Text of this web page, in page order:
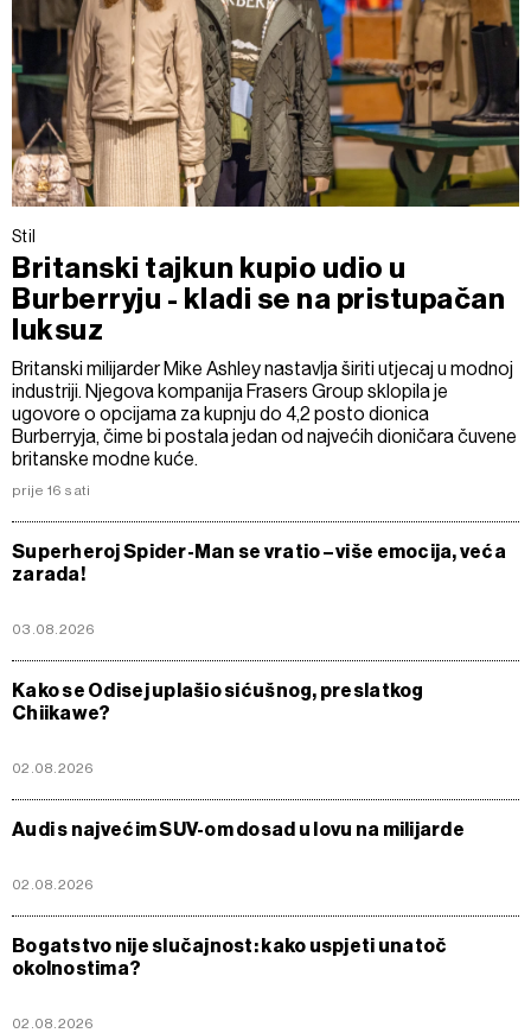
Stil
Britanski tajkun kupio udio u
Burberryju - kladi se na pristupačan
luksuz
Britanski milijarder Mike Ashley nastavlja širiti utjecaj u modnoj
industriji. Njegova kompanija Frasers Group sklopila je
ugovore o opcijama za kupnju do 4,2 posto dionica
Burberryja, čime bi postala jedan od najvećih dioničara čuvene
britanske modne kuće.
prije 16 sati
Superheroj Spider-Man se vratio – više emocija, veća
zarada!
03.08.2026
Kako se Odisej uplašio sićušnog, preslatkog
Chiikawe?
02.08.2026
Audi s najvećim SUV-om dosad u lovu na milijarde
02.08.2026
Bogatstvo nije slučajnost: kako uspjeti unatoč
okolnostima?
02.08.2026